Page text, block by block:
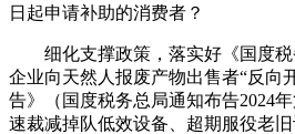
日起申请补助的消费者？
细化支撑政策，落实好《国度税
企业向天然人报废产物出售者“反向
告》（国度税务总局通知布告2024
速裁减掉队低效设备、超期服役老